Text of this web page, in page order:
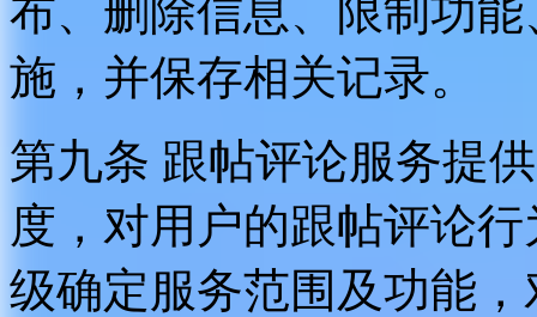
布、删除信息、限制功
施，并保存相关记录。
第九条 跟帖评论服务提
度，对用户的跟帖评论
级确定服务范围及功能